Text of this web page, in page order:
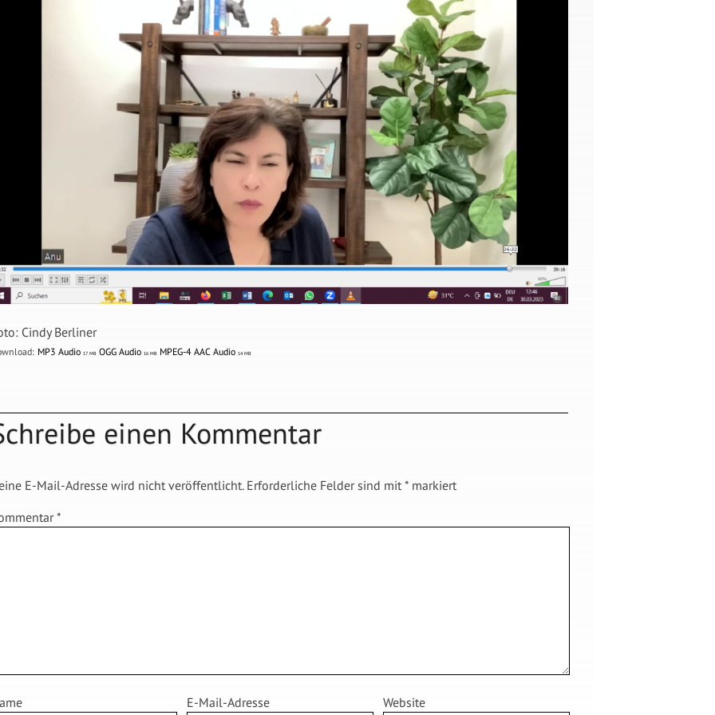
Cindy Berliner
MP3 Audio 17 MB OGG Audio 16 MB MPEG-4 AAC Audio 14 MB
einen Kommentar
E-Mail-Adresse wird nicht veröffentlicht. Erforderliche Felder sind mit* markiert
*
E-Mail-Adresse Website